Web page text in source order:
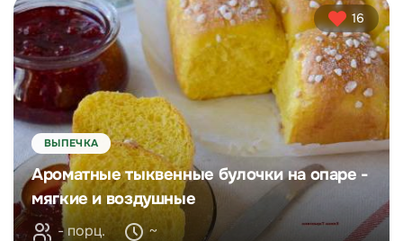
16
ВЫПЕЧКА
Ароматные тыквенные булочки на опаре -
мягкие и воздушные
- порц. ~